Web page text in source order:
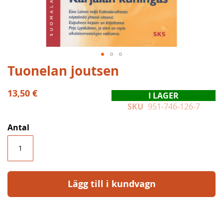
Hoppa
till
början
av
Tuonelan joutsen
13,50 €
I LAGER
SKU 951-746-126-7
Antal
Lägg till i kundvagn